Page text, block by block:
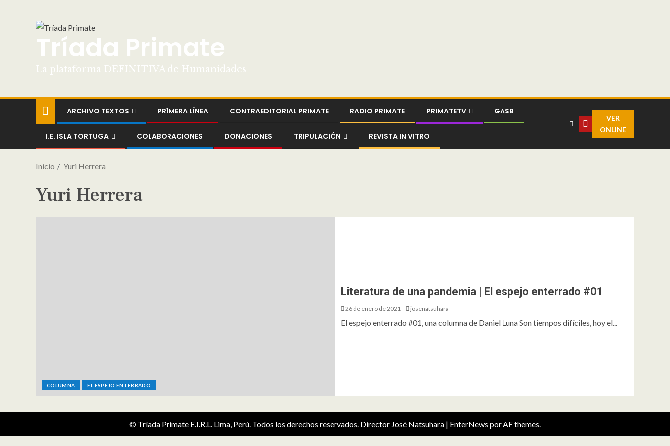
Tríada Primate
La plataforma DEFINITIVA de Humanidades
ARCHIVO TEXTOS PR1MERA LÍNEA CONTRAEDITORIAL PRIMATE RADIO PRIMATE PRIMATETV GASB
I.E. ISLA TORTUGA COLABORACIONES DONACIONES TRIPULACIÓN REVISTA IN VITRO
VER
ONLINE
Inicio Yuri Herrera
Yuri Herrera
COLUMNA EL ESPEJO ENTERRADO
Literatura de una pandemia | El espejo enterrado #01
26 de enero de 2021 josenatsuhara
El espejo enterrado #01, una columna de Daniel Luna Son tiempos difíciles, hoy el...
© Tríada Primate E.I.R.L. Lima, Perú. Todos los derechos reservados. Director José Natsuhara | EnterNews por AF themes.